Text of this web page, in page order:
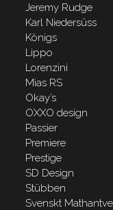
Jeremy Rudge
Karl Niedersüss
Königs
Lippo
Lorenzini
Mias RS
Okay’s
OXXO design
Passier
Premiere
Prestige
SD Design
Stübben
Svenskt